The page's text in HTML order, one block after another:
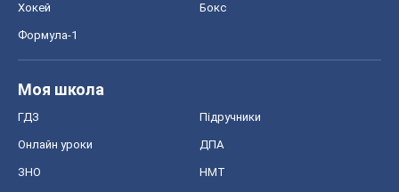
Хокей Бокс
Формула-1
Моя школа
ГДЗ Підручники
Онлайн уроки ДПА
ЗНО НМТ